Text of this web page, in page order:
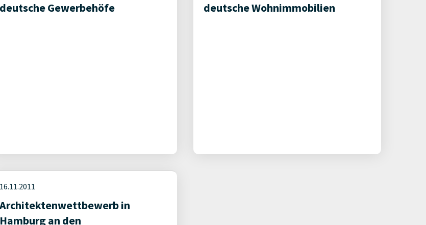
deutsche Gewerbehöfe
deutsche Wohnimmobilien
16.11.2011
Architektenwettbewerb in
Hamburg an den